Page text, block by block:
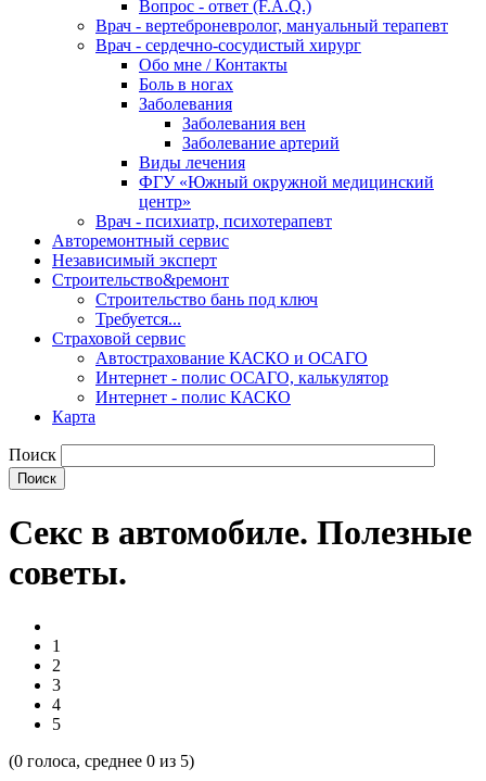
Вопрос - ответ (F.A.Q.)
Врач - вертеброневролог, мануальный терапевт
Врач - сердечно-сосудистый хирург
Обо мне / Контакты
Боль в ногах
Заболевания
Заболевания вен
Заболевание артерий
Виды лечения
ФГУ «Южный окружной медицинский
центр»
Врач - психиатр, психотерапевт
Авторемонтный сервис
Независимый эксперт
Строительство&ремонт
Строительство бань под ключ
Требуется...
Страховой сервис
Автострахование КАСКО и ОСАГО
Интернет - полис ОСАГО, калькулятор
Интернет - полис КАСКО
Карта
Поиск
Секс в автомобиле. Полезные
советы.
1
2
3
4
5
(0 голоса, среднее 0 из 5)